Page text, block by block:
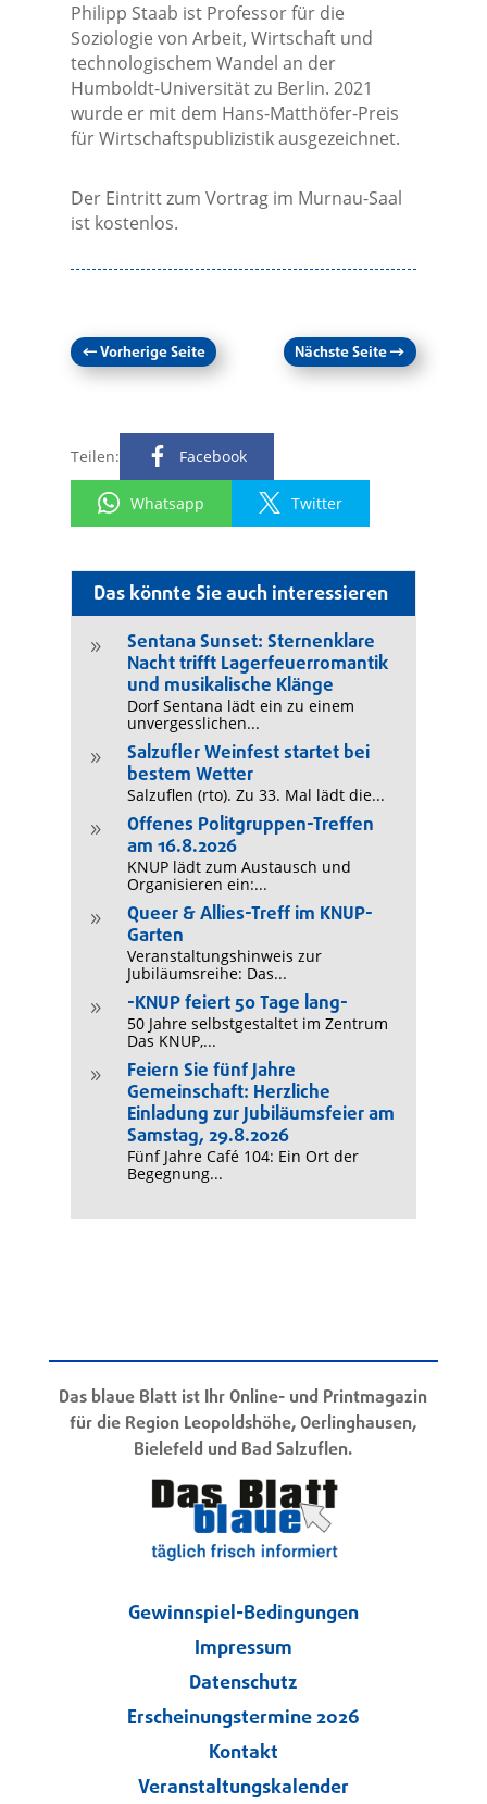
Das könnte Sie auch interessieren
9
Sentana Sunset: Sternenklare
Nacht trifft Lagerfeuerromantik
und musikalische Klänge
Dorf Sentana lädt ein zu einem
unvergesslichen...
9
Salzufler Weinfest startet bei
bestem Wetter
Salzuflen (rto). Zu 33. Mal lädt die...
9
Offenes Politgruppen-Treffen
am 16.8.2026
KNUP lädt zum Austausch und
Organisieren ein:...
9
Queer & Allies-Treff im KNUP-
Garten
Veranstaltungshinweis zur
Jubiläumsreihe: Das...
9 -KNUP feiert 50 Tage lang-
50 Jahre selbstgestaltet im Zentrum
Das KNUP,...
9
Feiern Sie fünf Jahre
Gemeinschaft: Herzliche
Einladung zur Jubiläumsfeier am
Samstag, 29.8.2026
Fünf Jahre Café 104: Ein Ort der
Begegnung...
Philipp Staab ist Professor für die
Soziologie von Arbeit, Wirtschaft und
technologischem Wandel an der
Humboldt-Universität zu Berlin. 2021
wurde er mit dem Hans-Matthöfer-Preis
für Wirtschaftspublizistik ausgezeichnet.
Der Eintritt zum Vortrag im Murnau-Saal
ist kostenlos.
←Vorherige Seite Nächste Seite→
Teilen: Facebook
Whatsapp Twitter
Das blaue Blatt ist Ihr Online- und Printmagazin
für die Region Leopoldshöhe, Oerlinghausen,
Bielefeld und Bad Salzuflen.
Gewinnspiel-Bedingungen
Impressum
Datenschutz
Erscheinungstermine 2026
Kontakt
Veranstaltungskalender